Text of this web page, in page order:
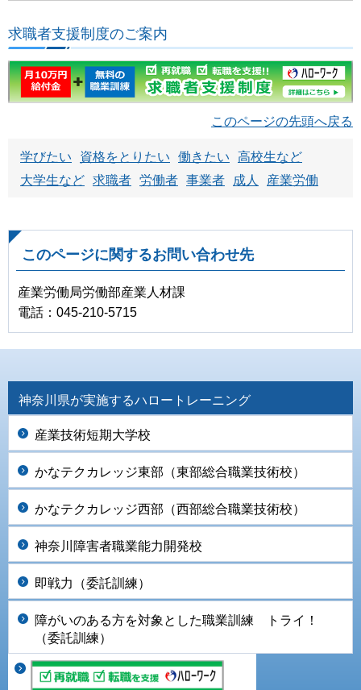
求職者支援制度のご案内
このページの先頭へ戻る
学びたい 資格をとりたい 働きたい
高校生など
大学生など 求職者 労働者 事業者 成人 産業労働
このページに関するお問い合わせ先
産業労働局労働部産業人材課
電話：045-210-5715
神奈川県が実施するハロートレーニング
産業技術短期大学校
かなテクカレッジ東部（東部総合職業技術校）
かなテクカレッジ西部（西部総合職業技術校）
神奈川障害者職業能力開発校
即戦力（委託訓練）
障がいのある方を対象とした職業訓練 トライ！
（委託訓練）